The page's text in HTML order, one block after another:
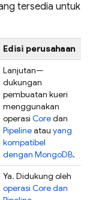
tersedia untuk
Edisi perusahaan
Lanjutan—
dukungan
pembuatan kueri
menggunakan
operasi Coredan
Pipelineatau yang
kompatibel
dengan MongoDB.
Ya. Didukung oleh
operasi Core dan